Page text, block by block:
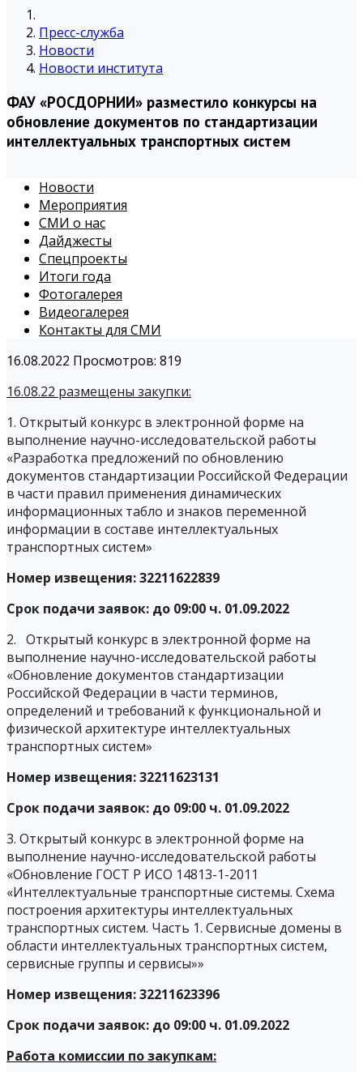
Пресс-служба
Новости
Новости института
ФАУ «РОСДОРНИИ» разместило конкурсы на
обновление документов по стандартизации
интеллектуальных транспортных систем
Новости
Мероприятия
СМИ о нас
Дайджесты
Спецпроекты
Итоги года
Фотогалерея
Видеогалерея
Контакты для СМИ
16.08.2022 Просмотров: 819
16.08.22 размещены закупки:
1. Открытый конкурс в электронной форме на
выполнение научно-исследовательской работы
«Разработка предложений по обновлению
документов стандартизации Российской Федерации
в части правил применения динамических
информационных табло и знаков переменной
информации в составе интеллектуальных
транспортных систем»
Номер извещения: 32211622839
Срок подачи заявок: до 09:00 ч. 01.09.2022
2. Открытый конкурс в электронной форме на
выполнение научно-исследовательской работы
«Обновление документов стандартизации
Российской Федерации в части терминов,
определений и требований к функциональной и
физической архитектуре интеллектуальных
транспортных систем»
Номер извещения: 32211623131
Срок подачи заявок: до 09:00 ч. 01.09.2022
3. Открытый конкурс в электронной форме на
выполнение научно-исследовательской работы
«Обновление ГОСТ Р ИСО 14813-1-2011
«Интеллектуальные транспортные системы. Схема
построения архитектуры интеллектуальных
транспортных систем. Часть 1. Сервисные домены в
области интеллектуальных транспортных систем,
сервисные группы и сервисы»»
Номер извещения: 32211623396
Срок подачи заявок: до 09:00 ч. 01.09.2022
Работа комиссии по закупкам: